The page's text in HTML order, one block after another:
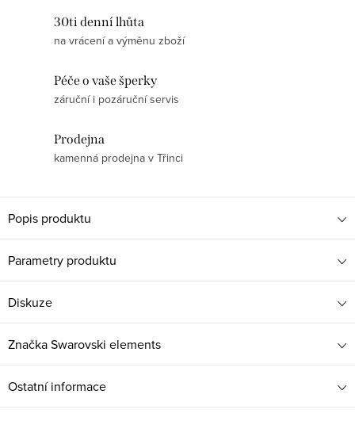
30ti denní lhůta
na vrácení a výměnu zboží
Péče o vaše šperky
záruční i pozáruční servis
Prodejna
kamenná prodejna v Třinci
Popis produktu
Parametry produktu
Diskuze
ZnačkaSwarovski elements
Ostatní informace